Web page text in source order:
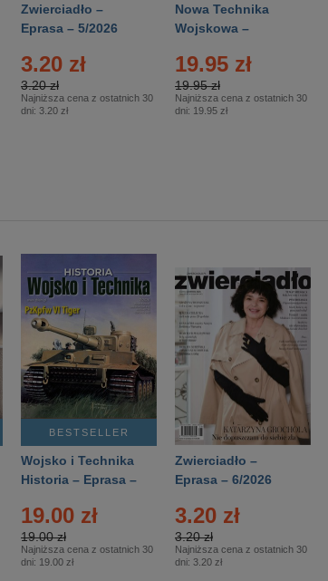
Zwierciadło –
Eprasa – 5/2026
3.20 zł
3.20 zł
Najniższa cena z ostatnich 30
dni: 3.20 zł
Nowa Technika
Wojskowa –
19.95 zł
19.95 zł
Najniższa cena z ostatnich 30
dni: 19.95 zł
BESTSELLER
Wojsko i Technika
Historia – Eprasa –
19.00 zł
19.00 zł
Najniższa cena z ostatnich 30
dni: 19.00 zł
Zwierciadło –
Eprasa – 6/2026
3.20 zł
3.20 zł
Najniższa cena z ostatnich 30
dni: 3.20 zł